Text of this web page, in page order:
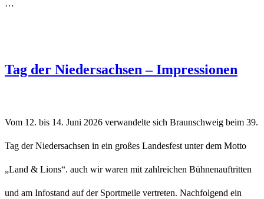
…
Tag der Niedersachsen – Impressionen
Vom 12. bis 14. Juni 2026 verwandelte sich Braunschweig beim 39.
Tag der Niedersachsen in ein großes Landesfest unter dem Motto
„Land & Lions“. auch wir waren mit zahlreichen Bühnenauftritten
und am Infostand auf der Sportmeile vertreten. Nachfolgend ein